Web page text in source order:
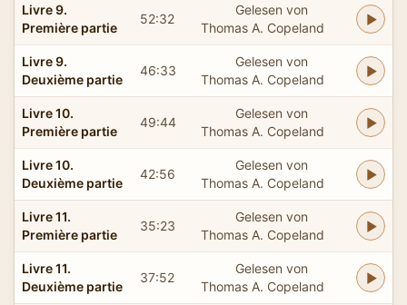
Livre 9.
Première partie
52:32
Gelesen von
Thomas A. Copeland
Livre 9.
Deuxième partie
46:33
Gelesen von
Thomas A. Copeland
Livre 10.
Première partie
49:44
Gelesen von
Thomas A. Copeland
Livre 10.
Deuxième partie
42:56
Gelesen von
Thomas A. Copeland
Livre 11.
Première partie
35:23
Gelesen von
Thomas A. Copeland
Livre 11.
Deuxième partie
37:52
Gelesen von
Thomas A. Copeland